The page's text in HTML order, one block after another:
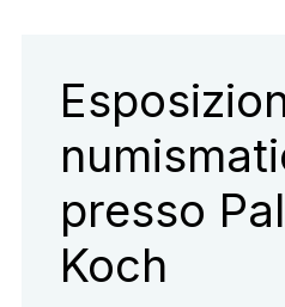
presso
Koch